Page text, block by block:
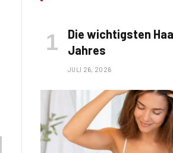
Die wichtigsten
Jahres
JULI 26, 2026